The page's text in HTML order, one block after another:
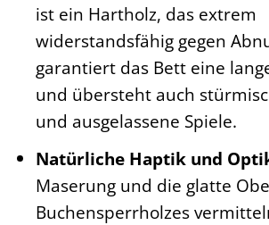
ist ein Hartholz, das extrem
widerstandsfähig gegen
garantiert das Bett eine
und übersteht auch
und ausgelassene Spiele.
Natürliche Haptik und
Maserung und die glatte
Buchensperrholzes